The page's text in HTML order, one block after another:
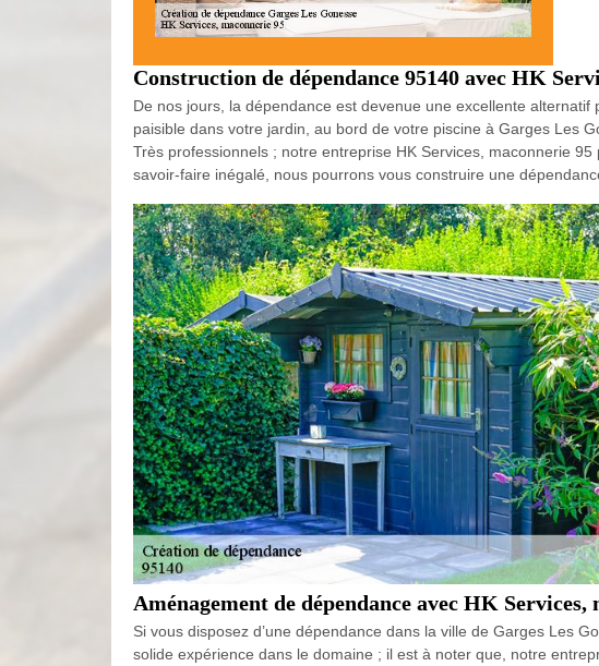
Construction de dépendance 95140 avec HK
De nos jours, la dépendance est devenue une excellente
paisible dans votre jardin, au bord de votre piscine à Garges Les
Très professionnels ; notre entreprise HK Services, maconnerie
savoir-faire inégalé, nous pourrons vous construire une
Aménagement de dépendance avec HK Services,
Si vous disposez d’une dépendance dans la ville de Garges Les
solide expérience dans le domaine ; il est à noter que, notre